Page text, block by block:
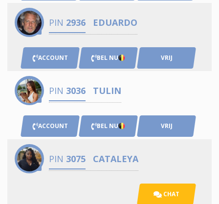
PIN 2936 EDUARDO
ACCOUNT BEL NU VRIJ
PIN 3036 TULIN
ACCOUNT BEL NU VRIJ
PIN 3075 CATALEYA
CHAT